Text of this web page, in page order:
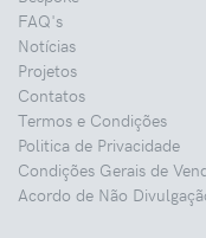
FAQ's
Notícias
Projetos
Contatos
Termos e Condições
Politica de Privacidade
Condições Gerais de
Acordo de Não